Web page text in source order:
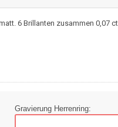
6 Brillanten zusammen 0,07
Gravierung Herrenring: